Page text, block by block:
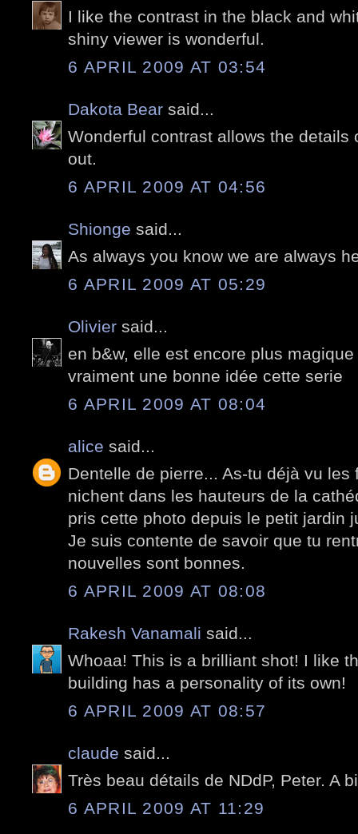
I like the contrast in the black and
shiny viewer is wonderful.
6 APRIL 2009 AT 03:54
Dakota Bear said...
Wonderful contrast allows the details
out.
6 APRIL 2009 AT 04:56
Shionge said...
As always you know we are always
6 APRIL 2009 AT 05:29
Olivier said...
en b&w, elle est encore plus
vraiment une bonne idée cette serie
6 APRIL 2009 AT 08:04
alice said...
Dentelle de pierre... As-tu déjà vu
nichent dans les hauteurs de la
pris cette photo depuis le petit jardin
Je suis contente de savoir que tu
nouvelles sont bonnes.
6 APRIL 2009 AT 08:08
Rakesh Vanamali said...
Whoaa! This is a brilliant shot! I like
building has a personality of its own!
6 APRIL 2009 AT 08:57
claude said...
Très beau détails de NDdP, Peter. A
6 APRIL 2009 AT 11:29